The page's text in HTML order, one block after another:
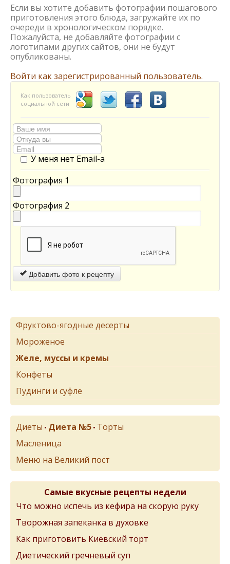
Если вы хотите добавить фотографии пошагового
приготовления этого блюда, загружайте их по
очереди в хронологическом порядке.
Пожалуйста, не добавляйте фотографии с
логотипами других сайтов, они не будут
опубликованы.
Войти как зарегистрированный пользователь.
Как пользователь
социальной сети
У меня нет Email-а
Фотография 1
Фотография 2
Добавить фото к рецепту
Фруктово-ягодные десерты
Мороженое
Желе, муссы и кремы
Конфеты
Пудинги и суфле
Диеты • Диета №5 • Торты
Масленица
Меню на Великий пост
Самые вкусные рецепты недели
Что можно испечь из кефира на скорую руку
Творожная запеканка в духовке
Как приготовить Киевский торт
Диетический гречневый суп